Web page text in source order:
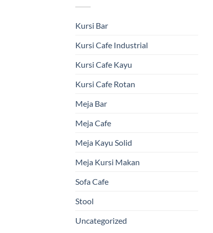
Kursi Bar
Kursi Cafe Industrial
Kursi Cafe Kayu
Kursi Cafe Rotan
Meja Bar
Meja Cafe
Meja Kayu Solid
Meja Kursi Makan
Sofa Cafe
Stool
Uncategorized